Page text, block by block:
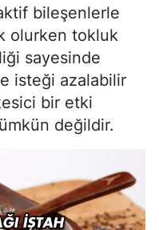
bileşenlerle
olurken tokluk
sayesinde
isteği azalabilir
bir etki
değildir.